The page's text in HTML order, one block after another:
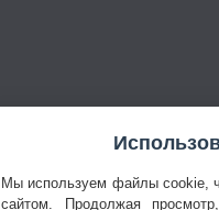
Мы используем файлы cookie,
сайтом. Продолжая